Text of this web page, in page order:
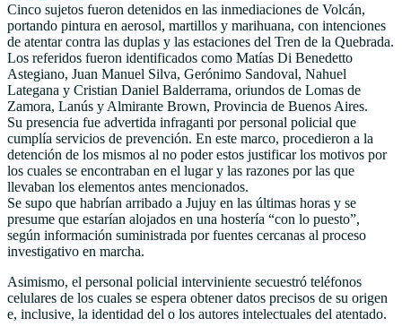
Cinco sujetos fueron detenidos en las inmediaciones de Volcán,
portando pintura en aerosol, martillos y marihuana, con intenciones
de atentar contra las duplas y las estaciones del Tren de la Quebrada.
Los referidos fueron identificados como Matías Di Benedetto
Astegiano, Juan Manuel Silva, Gerónimo Sandoval, Nahuel
Lategana y Cristian Daniel Balderrama, oriundos de Lomas de
Zamora, Lanús y Almirante Brown, Provincia de Buenos Aires.
Su presencia fue advertida infraganti por personal policial que
cumplía servicios de prevención. En este marco, procedieron a la
detención de los mismos al no poder estos justificar los motivos por
los cuales se encontraban en el lugar y las razones por las que
llevaban los elementos antes mencionados.
Se supo que habrían arribado a Jujuy en las últimas horas y se
presume que estarían alojados en una hostería “con lo puesto”,
según información suministrada por fuentes cercanas al proceso
investigativo en marcha.
Asimismo, el personal policial interviniente secuestró teléfonos
celulares de los cuales se espera obtener datos precisos de su origen
e, inclusive, la identidad del o los autores intelectuales del atentado.